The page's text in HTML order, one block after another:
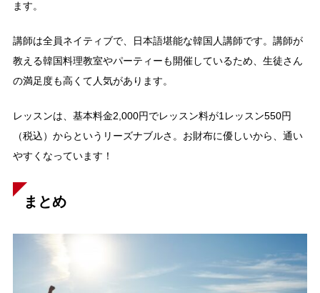
ます。
講師は全員ネイティブで、日本語堪能な韓国人講師です。講師が
教える韓国料理教室やパーティーも開催しているため、生徒さん
の満足度も高くて人気があります。
レッスンは、基本料金2,000円でレッスン料が1レッスン550円
（税込）からというリーズナブルさ。お財布に優しいから、通い
やすくなっています！
まとめ